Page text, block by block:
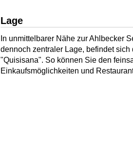
Lage
In unmittelbarer Nähe zur Ahlbecker
dennoch zentraler Lage, befindet
"Quisisana". So können Sie den
Einkaufsmöglichkeiten und